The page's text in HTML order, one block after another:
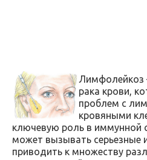
Лимфолейкоз
рака крови,
проблем с
кровяными
ключевую роль в иммунной
может вызывать серьезные
приводить к множеству